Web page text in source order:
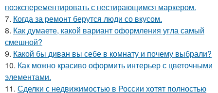
поэксперементировать с нестирающимся маркером.
7. Когда за ремонт берутся люди со вкусом.
8. Как думаете, какой вариант оформления угла самый
смешной?
9. Какой бы диван вы себе в комнату и почему выбрали?
10. Как можно красиво оформить интерьер с цветочными
элементами.
11. Сделки с недвижимостью в России хотят полностью